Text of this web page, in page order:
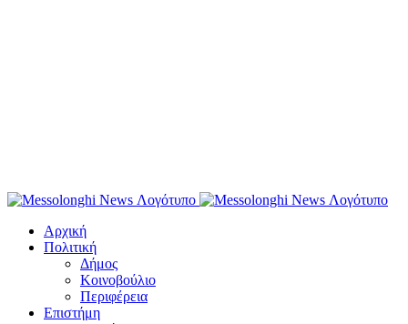
Αρχική
Πολιτική
Δήμος
Κοινοβούλιο
Περιφέρεια
Επιστήμη